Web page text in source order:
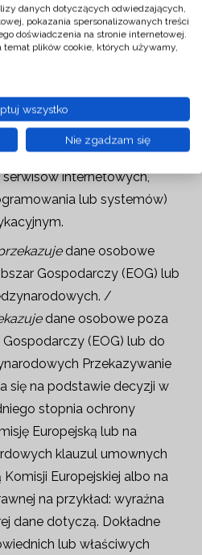
być przekazywane także
takim jak: przewoźnikom i
usługi pocztowe,
usługi prawne,
usługi techniczne
systemów
internetowych,
lub systemów)
dane osobowe
Gospodarczy (EOG) lub
/
dane osobowe poza
Gospodarczy (EOG) lub do
Przekazywanie
się na podstawie decyzji w
stopnia ochrony
Europejską lub na
klauzul umownych
Europejskiej albo na
na przykład: wyraźna
dane dotyczą. Dokładne
lub właściwych
danych dotyczących odwiedzających,
pokazania spersonalizowanych treści
doświadczenia na stronie internetowej.
plików cookie, których używamy,
wszystko
Nie zgadzam się